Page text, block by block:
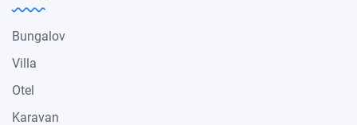
Bungalov
Villa
Otel
Karavan